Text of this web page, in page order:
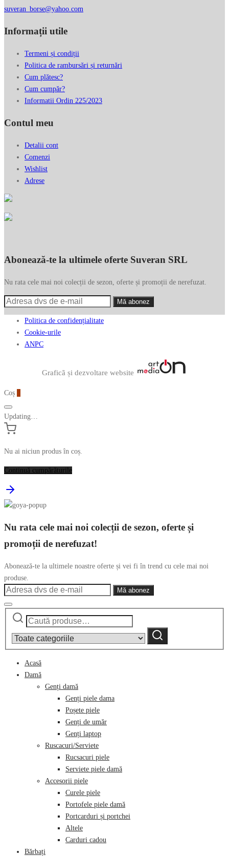
piele
5796OM
suveran_borse@yahoo.com
Informații utile
Termeni și condiții
Politica de rambursări și returnări
Cum plătesc?
Cum cumpăr?
Informatii Ordin 225/2023
Contul meu
Detalii cont
Comenzi
Wishlist
Adrese
Abonează-te la ultimele oferte Suveran SRL
Nu rata cele mai noi colecții de sezon, oferte și promoții de nerefuzat.
Politica de confidențialitate
Cookie-urile
ANPC
Graficã și dezvoltare website
Coș
Updating…
Nu ai niciun produs în coș.
Continuă cumpărăturile
Nu rata cele mai noi colecții de sezon, oferte și
promoții de nerefuzat!
Abonează-te la ultimele noastre oferte și vei fi în trend cu cele mai noi
produse.
Caută
category:
Caută
Acasă
Damă
Genți damă
Genți piele dama
Poșete piele
Genți de umăr
Genți laptop
Ruscacuri/Serviete
Rucsacuri piele
Serviete piele damă
Accesorii piele
Curele piele
Portofele piele damă
Portcarduri și portchei
Altele
Carduri cadou
Bărbați